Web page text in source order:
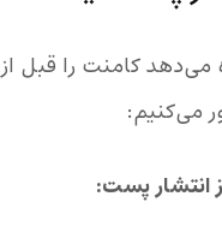
می‌دهد کامنت را قبل
می‌کنیم: